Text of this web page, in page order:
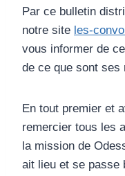
Par ce bulletin
notre site les-
vous informer de
de ce que sont ses
En tout premier et
remercier tous les
la mission de
ait lieu et se passe